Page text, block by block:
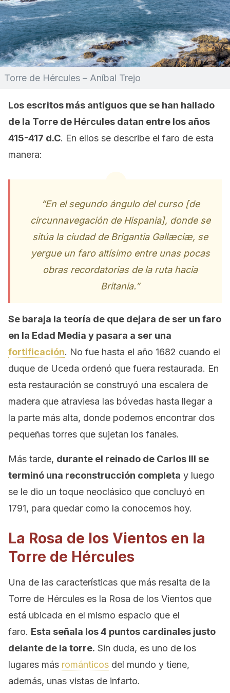
Torre de Hércules – Aníbal Trejo
Los escritos más antiguos que se han hallado
de la Torre de Hércules datan entre los años
415-417 d.C. En ellos se describe el faro de esta
manera:
“En el segundo ángulo del curso [de
circunnavegación de Hispania], donde se
sitúa la ciudad de Brigantia Gallæciæ, se
yergue un faro altísimo entre unas pocas
obras recordatorias de la ruta hacia
Britania.”
Se baraja la teoría de que dejara de ser un faro
en la Edad Media y pasara a ser una
fortificación. No fue hasta el año 1682 cuando el
duque de Uceda ordenó que fuera restaurada. En
esta restauración se construyó una escalera de
madera que atraviesa las bóvedas hasta llegar a
la parte más alta, donde podemos encontrar dos
pequeñas torres que sujetan los fanales.
Más tarde, durante el reinado de Carlos III se
terminó una reconstrucción completa y luego
se le dio un toque neoclásico que concluyó en
1791, para quedar como la conocemos hoy.
La Rosa de los Vientos en la
Torre de Hércules
Una de las características que más resalta de la
Torre de Hércules es la Rosa de los Vientos que
está ubicada en el mismo espacio que el
faro. Esta señala los 4 puntos cardinales justo
delante de la torre. Sin duda, es uno de los
lugares más románticos del mundo y tiene,
además, unas vistas de infarto.